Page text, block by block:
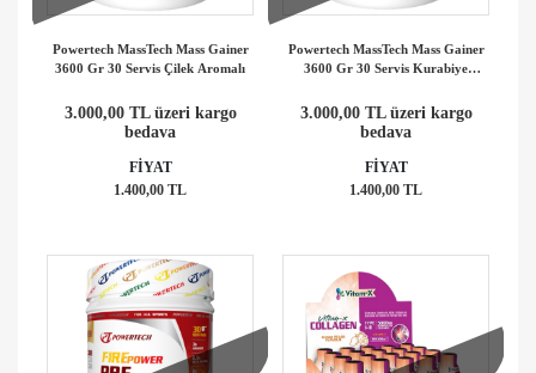
Powertech MassTech Mass Gainer
3600 Gr 30 Servis Çilek Aromalı
3.000,00 TL üzeri kargo
bedava
FİYAT
1.400,00 TL
Powertech MassTech Mass Gainer
3600 Gr 30 Servis Kurabiye
3.000,00 TL üzeri kargo
bedava
FİYAT
1.400,00 TL